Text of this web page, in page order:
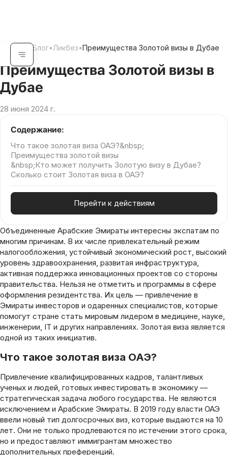
Главная •Блог•Ликбез•Преимущества Золотой визы в Дубае
Преимущества Золотой визы в
Дубае
28 июня 2024 г.
Объединенные Арабские Эмираты интересны экспатам по
многим причинам. В их числе привлекательный режим
налогообложения, устойчивый экономический рост, высокий
уровень здравоохранения, развитая инфраструктура,
активная поддержка инновационных проектов со стороны
правительства. Нельзя не отметить и программы в сфере
оформления резидентства. Их цель — привлечение в
Эмираты инвесторов и одаренных специалистов, которые
помогут стране стать мировым лидером в медицине, науке,
инженерии, IT и других направлениях. Золотая виза является
одной из таких инициатив.
Что такое золотая виза ОАЭ?
Привлечение квалифицированных кадров, талантливых
ученых и людей, готовых инвестировать в экономику —
стратегическая задача любого государства. Не являются
исключением и Арабские Эмираты. В 2019 году власти ОАЭ
ввели новый тип долгосрочных виз, которые выдаются на 10
лет. Они не только продлеваются по истечении этого срока,
но и предоставляют иммигрантам множество
дополнительных преференций.
Содержание:
Что такое золотая виза ОАЭ?&nbsp;
Преимущества золотой визы
&nbsp;Кто может получить Золотую визу в Дубае?
Сколько стоит Золотая виза в ОАЭ?
Перейти к действиям